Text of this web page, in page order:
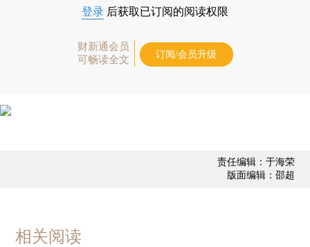
登录 后获取已订阅的阅读权限
财新通会员
可畅读全文
订阅/会员升级
责任编辑：于海荣
版面编辑：邵超
相关阅读